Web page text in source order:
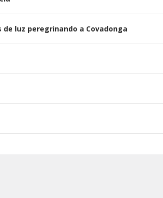
luz peregrinando a Covadonga